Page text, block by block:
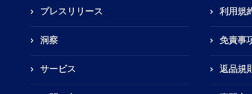
プレスリリース
洞察
サービス
利用規
免責事
返品規